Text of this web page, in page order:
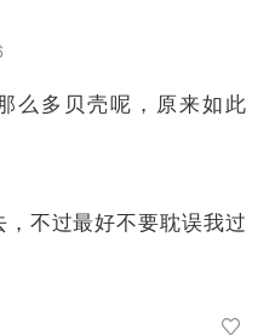
么多贝壳呢，原来如此
不过最好不要耽误我过